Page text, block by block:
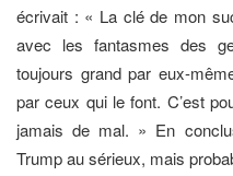
écrivait : « La clé de mon
avec les fantasmes des
toujours grand par eux-
par ceux qui le font. C’est
jamais de mal. » En
Trump au sérieux, mais